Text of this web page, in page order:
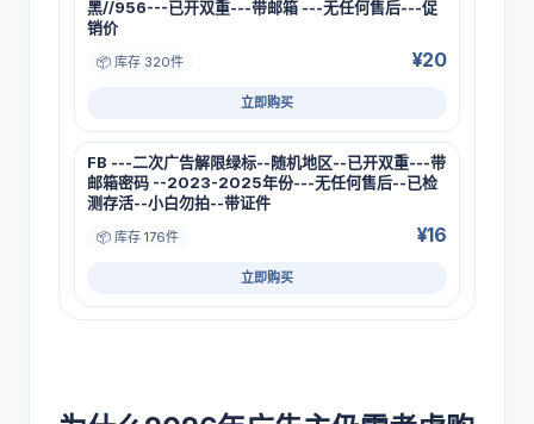
黑//956---已开双重---带邮箱 ---无任何售后---促
销价
📦 库存 320件 ¥20
立即购买
FB ---二次广告解限绿标--随机地区--已开双重---带
邮箱密码 --2023-2025年份---无任何售后--已检
测存活--小白勿拍--带证件
📦 库存 176件 ¥16
立即购买